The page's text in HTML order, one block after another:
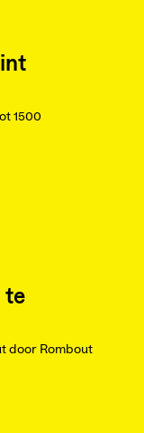
1500
te
door Rombout